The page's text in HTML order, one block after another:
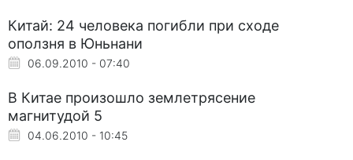
Китай: 24 человека погибли при сходе
оползня в Юньнани
06.09.2010 - 07:40
В Китае произошло землетрясение
магнитудой 5
04.06.2010 - 10:45